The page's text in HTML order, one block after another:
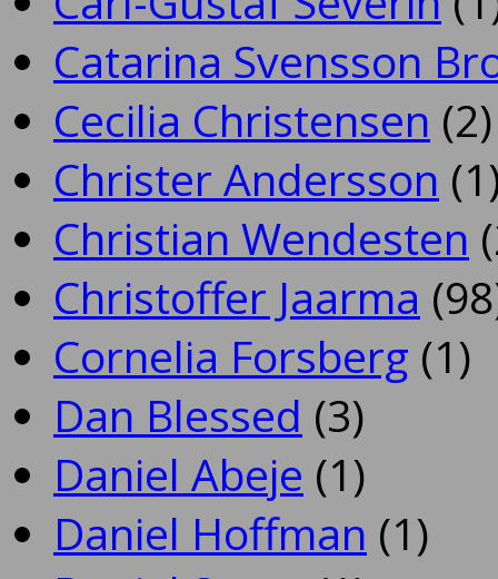
Catarina Svensson
Cecilia Christensen (2)
Christer Andersson
Christian Wendesten
Christoffer Jaarma
Cornelia Forsberg (1)
Dan Blessed (3)
Daniel Abeje (1)
Daniel Hoffman (1)